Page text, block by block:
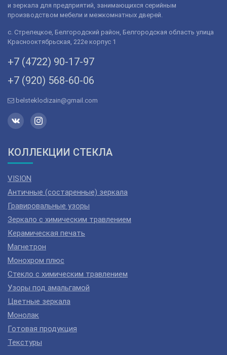
и зеркала для предприятий, занимающихся серийным
производством мебели и межкомнатных дверей.
с. Стрелецкое, Белгородский район, Белгородская область улица
Краснооктябрьская, 222е корпус 1
+7 (4722) 90-­17-­97
+7 (920) 568­-60-06
belsteklodizain@gmail.com
КОЛЛЕКЦИИ СТЕКЛА
VISION
Античные (состаренные) зеркала
Гравировальные узоры
Зеркало с химическим травлением
Керамическая печать
Магнетрон
Монохром плюс
Стекло с химическим травлением
Узоры под амальгамой
Цветные зеркала
Монолак
Готовая продукция
Текстуры